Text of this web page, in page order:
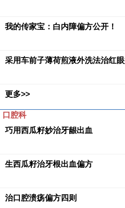
我的传家宝：白内障偏方公开！
采用车前子薄荷煎液外洗法治红
更多>>
口腔科
巧用西瓜籽妙治牙龈出血
生西瓜籽治牙根出血偏方
治口腔溃疡偏方四则